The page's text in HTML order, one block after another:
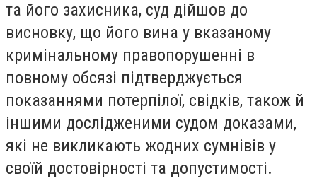
та його захисника, суд дійшов до
висновку, що його вина у вказаному
кримінальному правопорушенні в
повному обсязі підтверджується
показаннями потерпілої, свідків, також й
іншими дослідженими судом доказами,
які не викликають жодних сумнівів у
своїй достовірності та допустимості.